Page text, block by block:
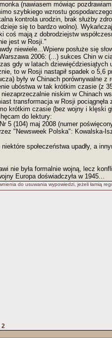
(nawiasem mówiąc
szybkiego wzrostu
kontrola urodzin, brak służby
się to bardzo wolno).
coś mają z dobrodziejstw
jest w Rosji."
niewiele...Wpierw posłuże się
2006: (...) sukces Chin w
gdy w latach dziewięćdziesiątych
to w Rosji nastąpił spadek o 5,6
były w Chinach porównywalne
ubóstwa w tak krótkim czasie (z
niskim w Chinach
transformacja w Rosji
krótkim czasie (bez wojny i klęski
do lektury:
5 (104) maj 2008 (numer
"Newsweek Polska": Kowalska-
społeczeństwa upadły, a
nie była formalnie wojną, lecz
Europa doświadczyła w 1945...
do usuwania wypowiedzi, jeżeli łamią
2